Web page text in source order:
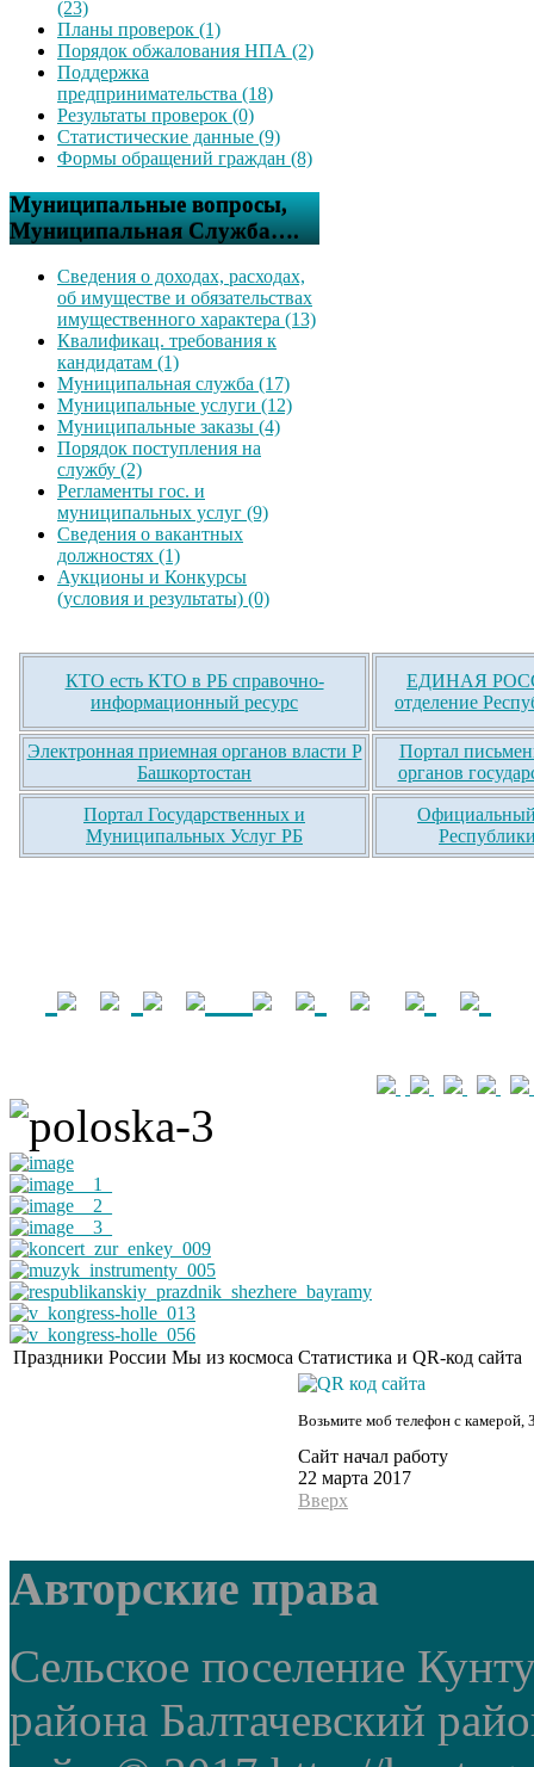
(23)
Планы проверок (1)
Порядок обжалования НПА (2)
Поддержка
предпринимательства (18)
Результаты проверок (0)
Статистические данные (9)
Формы обращений граждан (8)
Муниципальные вопросы,
Муниципальная Служба….
Сведения о доходах, расходах,
об имуществе и обязательствах
имущественного характера (13)
Квалификац. требования к
кандидатам (1)
Муниципальная служба (17)
Муниципальные услуги (12)
Муниципальные заказы (4)
Порядок поступления на
службу (2)
Регламенты гос. и
муниципальных услуг (9)
Сведения о вакантных
должностях (1)
Аукционы и Конкурсы
(условия и результаты) (0)
КТО есть КТО в РБ справочно-
информационный ресурс
ЕДИНАЯ
отделение
Электронная приемная органов власти Р
Башкортостан
Портал
органов
Портал Государственных и
Муниципальных Услуг РБ
Официальный
Праздники России Мы из космоса Статистика и QR-код сайта
Возьмите моб телефон с камерой,
Сайт начал работу
22 марта 2017
Вверх
Авторские права
Сельское поселение
района Балтачевский